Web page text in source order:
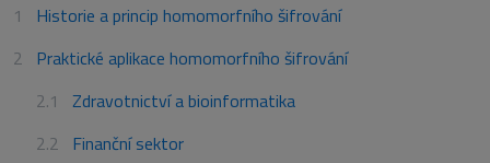
Historie a princip homomorfního šifrování
Praktické aplikace homomorfního šifrování
Zdravotnictví a bioinformatika
Finanční sektor